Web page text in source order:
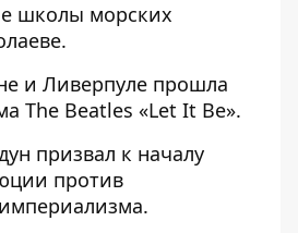
школы морских
и Ливерпуле прошла
The Beatles «Let It Be».
призвал к началу
против